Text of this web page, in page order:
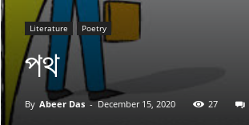
Literature Poetry
পথ
By Abeer Das - December 15, 2020 27